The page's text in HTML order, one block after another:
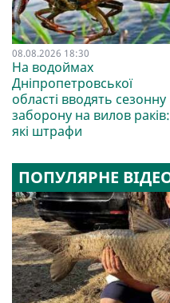
08.08.2026 18:30
На водоймах
Дніпропетровської
області вводять сезонну
заборону на вилов раків:
які штрафи
ПОПУЛЯРНЕ